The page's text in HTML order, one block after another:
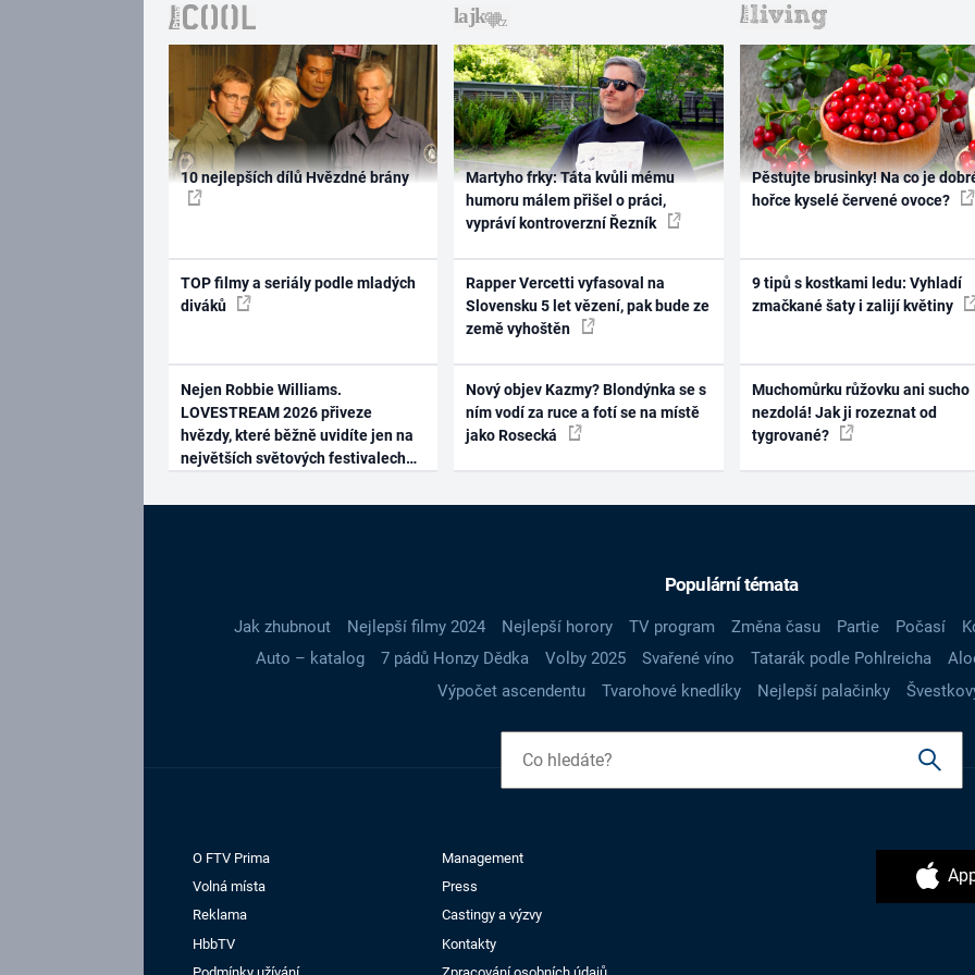
10 nejlepších dílů Hvězdné brány
TOP filmy a seriály podle mladých
diváků
Nejen Robbie Williams.
LOVESTREAM 2026 přiveze
hvězdy, které běžně uvidíte jen na
největších světových festivalech
Martyho frky: Táta kvůli mému
humoru málem přišel o práci,
vypráví kontroverzní Řezník
Rapper Vercetti vyfasoval na
Slovensku 5 let vězení, pak bude ze
země vyhoštěn
Nový objev Kazmy? Blondýnka se s
ním vodí za ruce a fotí se na místě
jako Rosecká
Pěstujte brusinky! Na co je
hořce kyselé červené ovoce?
9 tipů s kostkami ledu: Vyhladí
zmačkané šaty i zalijí květiny
Muchomůrku růžovku ani sucho
nezdolá! Jak ji rozeznat od
tygrované?
Populární témata
Jak zhubnout Nejlepší filmy 2024 Nejlepší horory TV program Změna času Partie Počasí
Auto – katalog
7 pádů Honzy Dědka Volby 2025 Svařené víno Tatarák podle Pohlreicha
Výpočet ascendentu
Tvarohové knedlíky Nejlepší palačinky
O FTV Prima
Management
Volná místa
Press
Reklama
Castingy a výzvy
HbbTV
Kontakty